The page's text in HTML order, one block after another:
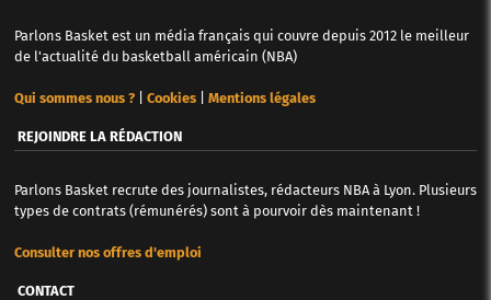
Parlons Basket est un média français qui couvre depuis 2012 le meilleur
de l'actualité du basketball américain (NBA)
Qui sommes nous ?| Cookies| Mentions légales
REJOINDRE LA RÉDACTION
Parlons Basket recrute des journalistes, rédacteurs NBA à Lyon. Plusieurs
types de contrats (rémunérés) sont à pourvoir dès maintenant !
Consulter nos offres d'emploi
CONTACT